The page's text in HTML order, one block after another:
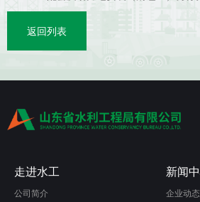
返回列表
走进水工
公司简介
新闻
企业动态